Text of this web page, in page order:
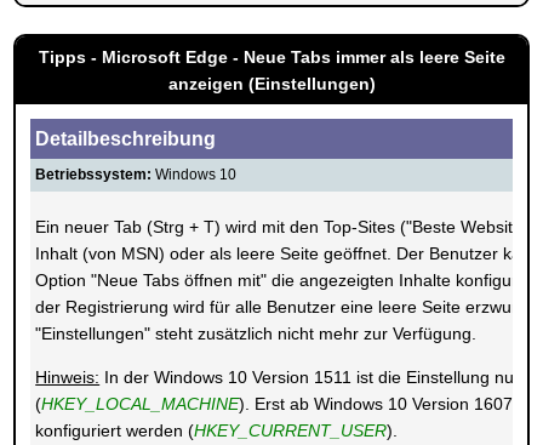
Tipps - Microsoft Edge - Neue Tabs immer als leere Seite
anzeigen (Einstellungen)
Detailbeschreibung
Betriebssystem: Windows 10
Ein neuer Tab (Strg + T) wird mit den Top-Sites ("Beste
Inhalt (von MSN) oder als leere Seite geöffnet. Der Benutzer
Option "Neue Tabs öffnen mit" die angezeigten Inhalte
der Registrierung wird für alle Benutzer eine leere Seite
"Einstellungen" steht zusätzlich nicht mehr zur Verfügung.
Hinweis: In der Windows 10 Version 1511 ist die Einstellung nur
(HKEY_LOCAL_MACHINE). Erst ab Windows 10 Version 1607
konfiguriert werden (HKEY_CURRENT_USER).